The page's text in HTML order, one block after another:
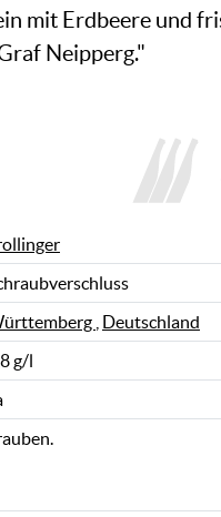
mit Erdbeere und
Neipperg."
Deutschland
g/l